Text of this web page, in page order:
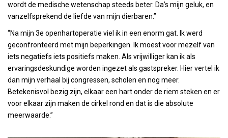
wordt de medische wetenschap steeds beter. Da’s mijn geluk, en
vanzelfsprekend de liefde van mijn dierbaren.”
“Na mijn 3e openhartoperatie viel ik in een enorm gat. Ik werd
geconfronteerd met mijn beperkingen. Ik moest voor mezelf van
iets negatiefs iets positiefs maken. Als vrijwilliger kan ik als
ervaringsdeskundige worden ingezet als gastspreker. Hier vertel ik
dan mijn verhaal bij congressen, scholen en nog meer.
Betekenisvol bezig zijn, elkaar een hart onder de riem steken en er
voor elkaar zijn maken de cirkel rond en dat is die absolute
meerwaarde.”